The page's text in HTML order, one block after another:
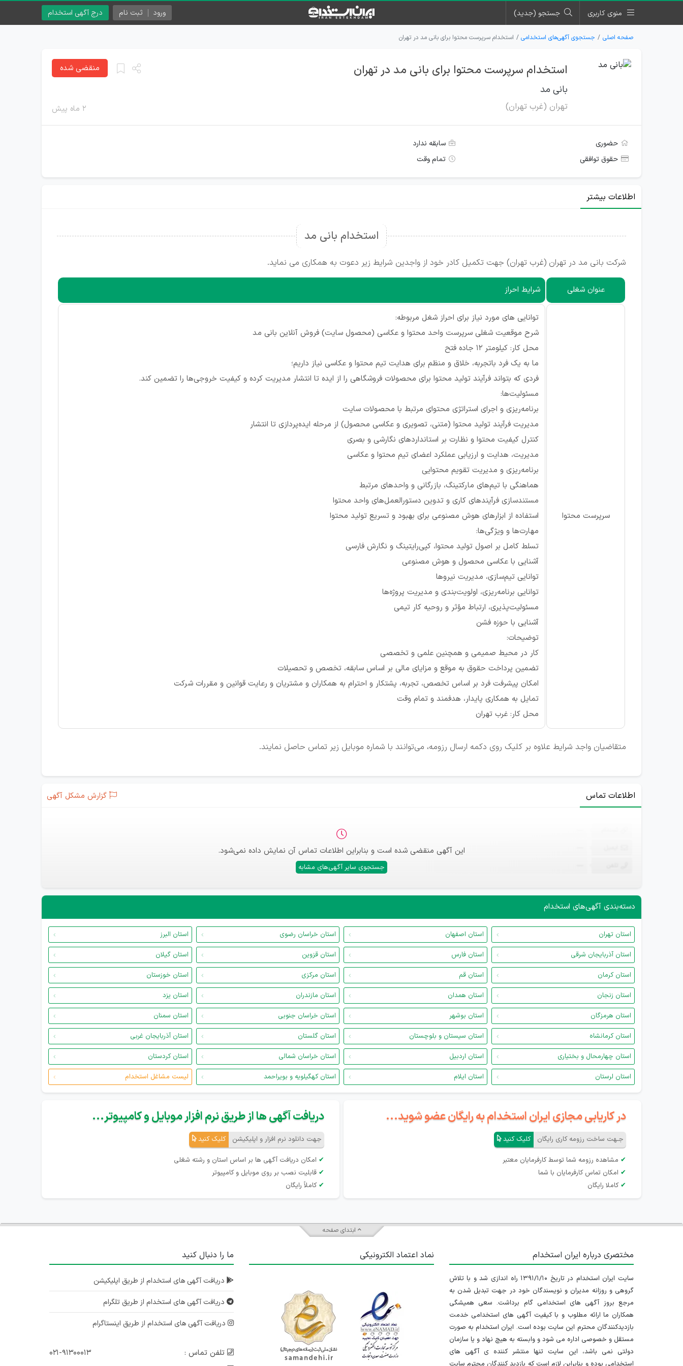
منوی کاربری جستجو (جدید) درج آگهی استخدام ورود ثبت نام
صفحه اصلی جستجوی آگهی‌های استخدامی استخدام سرپرست محتوا برای بانی مد در تهران
استخدام سرپرست محتوا برای بانی مد در تهران
بانی مد
تهران (غرب تهران) ۲ ماه پیش
منقضی شده
حضوری
سابقه ندارد
حقوق توافقی
تمام وقت
اطلاعات بیشتر
استخدام بانی مد
شرکت بانی مد در تهران (غرب تهران) جهت تکمیل کادر خود از واجدین شرایط زیر دعوت به همکاری می نماید.
عنوان شغلی شرایط احراز
سرپرست محتوا
توانایی های مورد نیاز برای احراز شغل مربوطه:
شرح موقعیت شغلی سرپرست واحد محتوا و عکاسی (محصول سایت) فروش آنلاین بانی مد
محل کار: کیلومتر 12 جاده فتح
ما به یک فرد باتجربه، خلاق و منظم برای هدایت تیم محتوا و عکاسی نیاز داریم؛
فردی که بتواند فرآیند تولید محتوا برای محصولات فروشگاهی را از ایده تا انتشار مدیریت کرده و کیفیت خروجی‌ها را تضمین کند.
مسئولیت‌ها:
برنامه‌ریزی و اجرای استراتژی محتوای مرتبط با محصولات سایت
مدیریت فرآیند تولید محتوا (متنی، تصویری و عکاسی محصول) از مرحله ایده‌پردازی تا انتشار
کنترل کیفیت محتوا و نظارت بر استانداردهای نگارشی و بصری
مدیریت، هدایت و ارزیابی عملکرد اعضای تیم محتوا و عکاسی
برنامه‌ریزی و مدیریت تقویم محتوایی
هماهنگی با تیم‌های مارکتینگ، بازرگانی و واحدهای مرتبط
مستندسازی فرآیندهای کاری و تدوین دستورالعمل‌های واحد محتوا
استفاده از ابزارهای هوش مصنوعی برای بهبود و تسریع تولید محتوا
مهارت‌ها و ویژگی‌ها:
تسلط کامل بر اصول تولید محتوا، کپی‌رایتینگ و نگارش فارسی
آشنایی با عکاسی محصول و هوش مصنوعی
توانایی تیم‌سازی، مدیریت نیروها
توانایی برنامه‌ریزی، اولویت‌بندی و مدیریت پروژه‌ها
مسئولیت‌پذیری، ارتباط مؤثر و روحیه کار تیمی
آشنایی با حوزه فشن
توضیحات:
کار در محیط صمیمی و همچنین علمی و تخصصی
تضمین پرداخت حقوق به موقع و مزایای مالی بر اساس سابقه، تخصص و تحصیلات
امکان پیشرفت فرد بر اساس تخصص، تجربه، پشتکار و احترام به همکاران و مشتریان و رعایت قوانین و مقررات شرکت
تمایل به همکاری پایدار، هدفمند و تمام وقت
محل کار: غرب تهران
متقاضیان واجد شرایط علاوه بر کلیک روی دکمه ارسال رزومه، می‌توانند با شماره موبایل زیر تماس حاصل نمایند.
اطلاعات تماس گزارش مشکل آگهی
این آگهی منقضی شده است و بنابراین اطلاعات تماس آن نمایش داده نمی‌شود.
جستجوی سایر آگهی‌های مشابه
دسته‌بندی آگهی‌های استخدام
استان تهران استان اصفهان استان خراسان رضوی
استان البرز
استان آذربایجان شرقی
استان فارس استان قزوین
استان گیلان
استان کرمان
استان قم استان مرکزی
استان خوزستان
استان زنجان
استان همدان استان مازندران
استان یزد
استان هرمزگان
استان بوشهر استان خراسان جنوبی
استان سمنان
استان کرمانشاه
استان سیستان و بلوچستان استان گلستان
استان آذربایجان غربی
استان چهارمحال و بختیاری
استان اردبیل استان خراسان شمالی
استان کردستان
استان لرستان
استان ایلام استان کهگیلویه و بویراحمد لیست مشاغل استخدام
در کاریابی مجازی ایران استخدام به رایگان عضو شوید...
جـهت ساخت رزومه کاری رایگان کلیک کنید
✔ مشاهده رزومه شما توسط کارفرمایان معتبر
✔ امکان تماس کارفرمایان با شما
✔ کاملا رایگان
دریافت آگهی ها از طریق نرم افزار موبایل و کامپیوتر...
جهت دانلود نرم افزار و اپلیکیشن کلیک کنید
✔ امکان دریافت آگهی ها بر اساس استان و رشته شغلی
✔ قابلیت نصب بر روی موبایل و کامپیوتر
✔ کاملاً رایگان
ابتدای صفحه
مختصری درباره ایران استخدام
سایت ایران استخدام در تاریخ ۱۳۹۱/۱/۱۰ راه اندازی شد و با تلاش
گروهی و روزانه مدیران و نویسندگان خود در جهت تبدیل شدن به
مرجع بروز آگهی های استخدامی گام برداشت. سعی همیشگی
همکاران ما ارائه مطلوب و با کیفیت آگهی های استخدامی خدمت
بازدیدکنندگان محترم این سایت بوده است. ایران استخدام به صورت
مستقل و خصوصی اداره می شود و وابسته به هیچ نهاد و یا سازمان
دولتی نمی باشد، این سایت تنها منتشر کننده ی آگهی های
استخدامی بوده و بنابراین لازم است که بازدید کنندگان محترم سایت
نماد اعتماد الکترونیکی ما را دنبال کنید
دریافت آگهی های استخدام از طریق اپلیکیشن
دریافت آگهی های استخدام از طریق تلگرام
دریافت آگهی های استخدام از طریق اینستاگرام
تلفن تماس :
۰۲۱-۹۱۳۰۰۰۱۳